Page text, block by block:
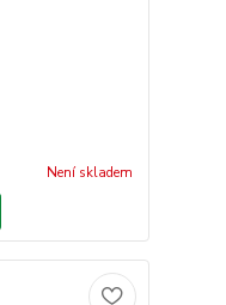
Není skladem